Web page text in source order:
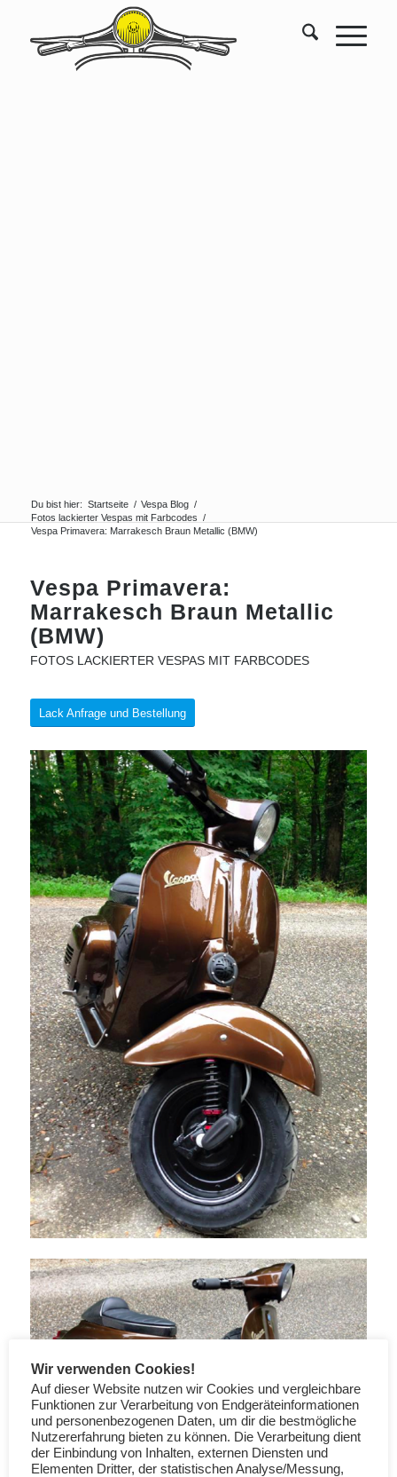
Du bist hier: Startseite / Vespa Blog /
Fotos lackierter Vespas mit Farbcodes /
Vespa Primavera: Marrakesch Braun Metallic (BMW)
Vespa Primavera:
Marrakesch Braun Metallic
(BMW)
FOTOS LACKIERTER VESPAS MIT FARBCODES
Lack Anfrage und Bestellung
Wir verwenden Cookies!
Auf dieser Website nutzen wir Cookies und vergleichbare
Funktionen zur Verarbeitung von Endgeräteinformationen
und personenbezogenen Daten, um dir die bestmögliche
Nutzererfahrung bieten zu können. Die Verarbeitung dient
der Einbindung von Inhalten, externen Diensten und
Elementen Dritter, der statistischen Analyse/Messung,